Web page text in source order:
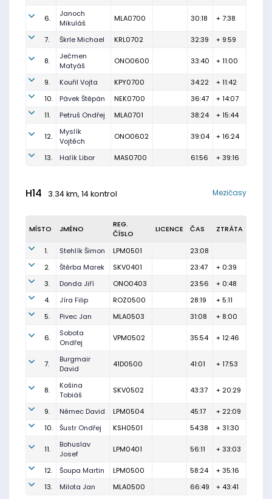
6.
Janoch
Mikuláš
MLA0700 30:18 + 7:38
7. Škrle Michael KRL0702 32:39 + 9:59
8.
Ječmen
Matyáš
ONO0600 33:40 + 11:00
9. Kouřil Vojta KPY0700 34:22
+ 11:42
10.
Pávek Štěpán NEK0700 36:47
+ 14:07
11.
Petruš Ondřej MLA0701 38:24 + 15:44
12.
Myslík
Vojtěch
ONO0602 39:04 + 16:24
13. Halík Libor MAS0700 61:56 + 39:16
H14 3.34 km, 14 kontrol Mezičasy
MÍSTO JMÉNO
REG.
ČÍSLO
LICENCE ČAS ZTRÁTA
1. Stehlík Šimon LPM0501
23:08
2.
Štěrba Marek SKV0401 23:47
+ 0:39
3.
Donda Jiří ONO0403 23:56
+ 0:48
4.
Jíra Filip ROZ0500 28:19
+ 5:11
5.
Pivec Jan MLA0503 31:08 + 8:00
6.
Sobota
Ondřej
VPM0502 35:54 + 12:46
7.
Burgmair
David
41D0500 41:01 + 17:53
8.
Košina
Tobiáš
SKV0502 43:37 + 20:29
9. Němec David LPM0504 45:17
+ 22:09
10.
Šustr Ondřej KSH0501 54:38 + 31:30
11.
Bohuslav
Josef
LPM0401 56:11 + 33:03
12. Šoupa Martin LPM0500 58:24
+ 35:16
13.
Milota Jan MLA0500 66:49 + 43:41